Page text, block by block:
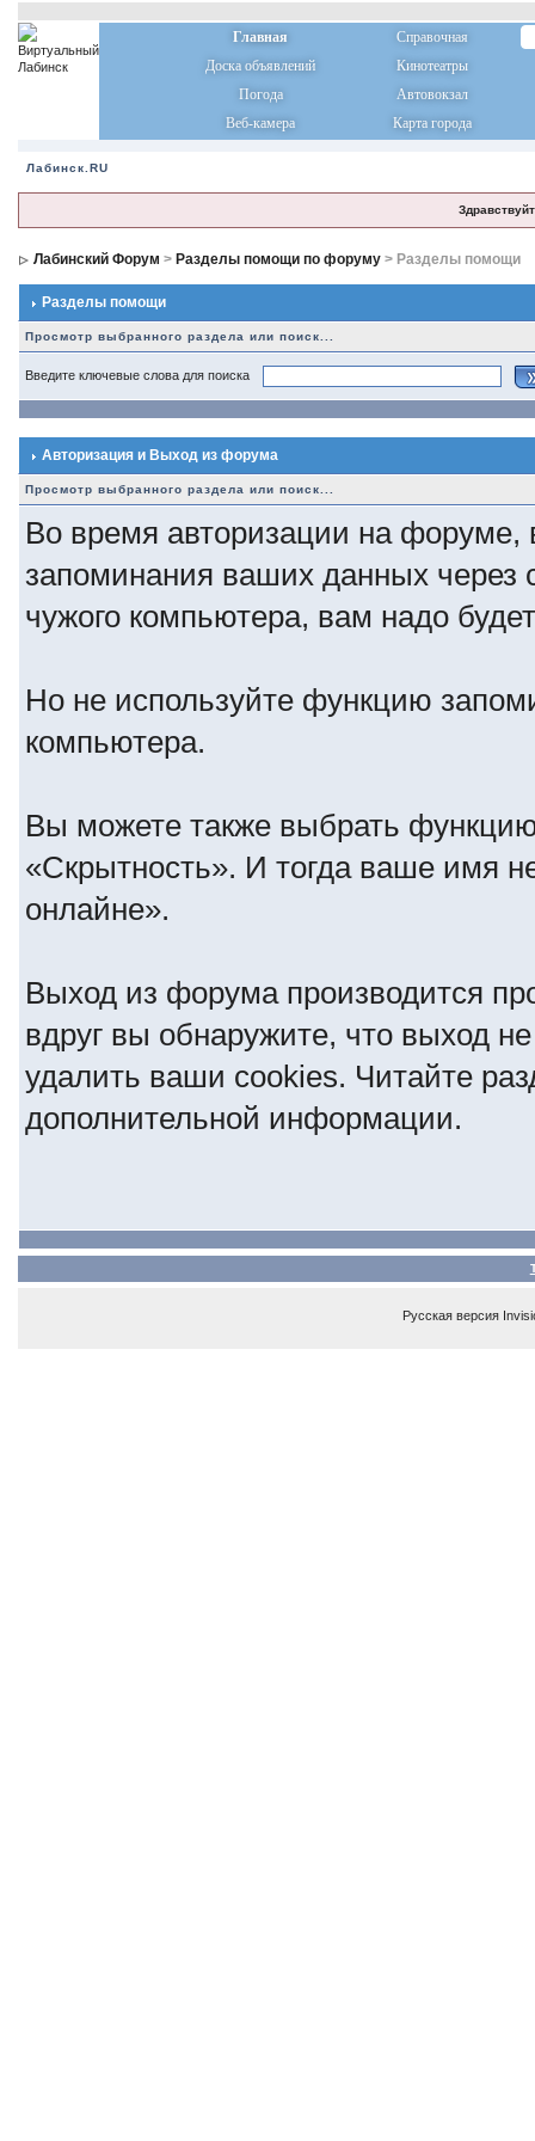
Главная
Справочная
Доска объявлений
Кинотеатры
Погода
Автовокзал
Веб-камера
Карта города
Лабинск.RU
Лабинский Форум > Разделы помощи по форуму> Разделы помощи
Разделы помощи
Просмотр выбранного раздела или поиск...
Введите ключевые слова для поиска
Авторизация и Выход из форума
Просмотр выбранного раздела или поиск...
Во время авторизации на
запоминания ваших данных
чужого компьютера, вам надо
Но не используйте функцию
компьютера.
Вы можете также выбрать функцию
«Скрытность». И тогда ваше имя
онлайне».
Выход из форума производится
вдруг вы обнаружите, что выход
удалить ваши cookies. Читайте
дополнительной информации.
Русская версия